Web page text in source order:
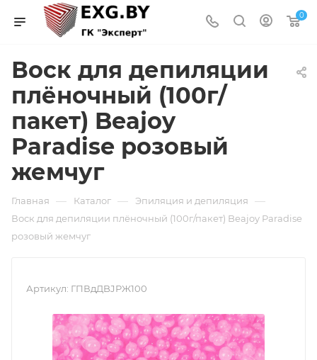
0
Воск для депиляции
плёночный (100г/
пакет) Beajoy
Paradise розовый
жемчуг
Главная — Каталог — Эпиляция и депиляция —
Воск для депиляции плёночный (100г/пакет) Beajoy Paradise
розовый жемчуг
Артикул: ГПВдДBJРЖ100